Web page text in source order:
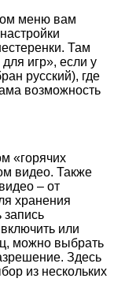
меню вам
Там
игр», если у
русский), где
возможность
«горячих
видео. Также
– от
хранения
запись
или
можно выбрать
Здесь
из нескольких